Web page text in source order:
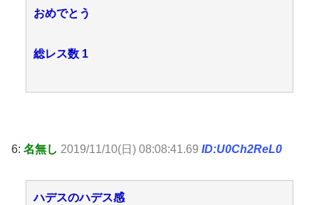
おめでとう
総レス数 1
6: 名無し 2019/11/10(日) 08:08:41.69 ID:U0Ch2ReL0
ハデスのハデス感